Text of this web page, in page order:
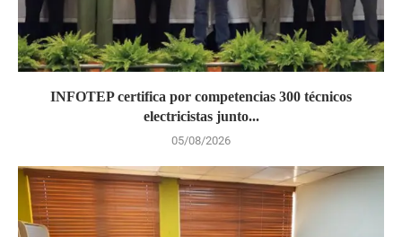
INFOTEP certifica por competencias 300 técnicos
electricistas junto...
05/08/2026